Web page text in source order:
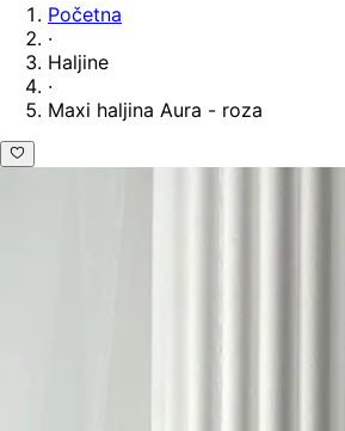
Početna
·
Haljine
·
Maxi haljina Aura - roza